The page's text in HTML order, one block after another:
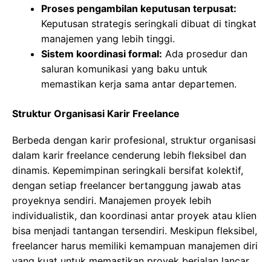
Proses pengambilan keputusan terpusat:
Keputusan strategis seringkali dibuat di tingkat
manajemen yang lebih tinggi.
Sistem koordinasi formal: Ada prosedur dan
saluran komunikasi yang baku untuk
memastikan kerja sama antar departemen.
Struktur Organisasi Karir Freelance
Berbeda dengan karir profesional, struktur organisasi
dalam karir freelance cenderung lebih fleksibel dan
dinamis. Kepemimpinan seringkali bersifat kolektif,
dengan setiap freelancer bertanggung jawab atas
proyeknya sendiri. Manajemen proyek lebih
individualistik, dan koordinasi antar proyek atau klien
bisa menjadi tantangan tersendiri. Meskipun fleksibel,
freelancer harus memiliki kemampuan manajemen diri